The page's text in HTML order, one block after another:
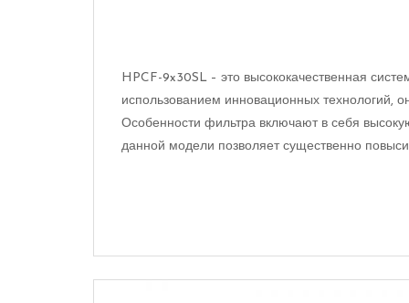
HPCF-9x30SL – это высококачественная
использованием инновационных технологий,
Особенности фильтра включают в себя
данной модели позволяет существенно